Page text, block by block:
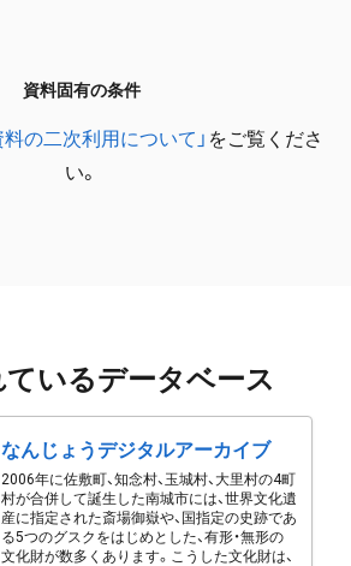
資料固有の条件
料の二次利用について」 をご覧くださ
い。
いるデータベース
なんじょうデジタルアーカイブ
2006年に佐敷町、知念村、玉城村、大里村の4町
村が合併して誕生した南城市には、世界文化遺
産に指定された斎場御嶽や、国指定の史跡であ
る5つのグスクをはじめとした、有形・無形の
文化財が数多くあります。こうした文化財は、